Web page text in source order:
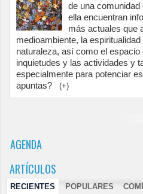
de una
ella encuentran
más actuales que
medioambiente, la
naturaleza, así como el
inquietudes y las actividades y
especialmente para potenciar
apuntas?
(+)
AGENDA
ARTÍCULOS
RECIENTES POPULARES